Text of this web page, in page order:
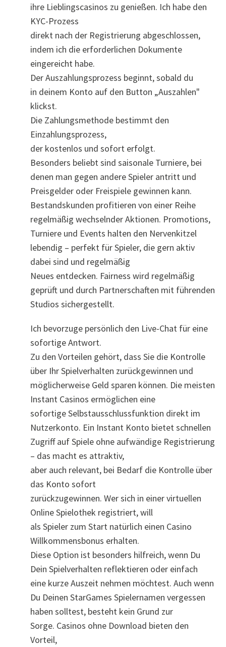
ihre Lieblingscasinos zu genießen. Ich habe den
KYC-Prozess
direkt nach der Registrierung abgeschlossen,
indem ich die erforderlichen Dokumente
eingereicht habe.
Der Auszahlungsprozess beginnt, sobald du
in deinem Konto auf den Button „Auszahlen"
klickst.
Die Zahlungsmethode bestimmt den
Einzahlungsprozess,
der kostenlos und sofort erfolgt.
Besonders beliebt sind saisonale Turniere, bei
denen man gegen andere Spieler antritt und
Preisgelder oder Freispiele gewinnen kann.
Bestandskunden profitieren von einer Reihe
regelmäßig wechselnder Aktionen. Promotions,
Turniere und Events halten den Nervenkitzel
lebendig – perfekt für Spieler, die gern aktiv
dabei sind und regelmäßig
Neues entdecken. Fairness wird regelmäßig
geprüft und durch Partnerschaften mit führenden
Studios sichergestellt.
Ich bevorzuge persönlich den Live-Chat für eine
sofortige Antwort.
Zu den Vorteilen gehört, dass Sie die Kontrolle
über Ihr Spielverhalten zurückgewinnen und
möglicherweise Geld sparen können. Die meisten
Instant Casinos ermöglichen eine
sofortige Selbstausschlussfunktion direkt im
Nutzerkonto. Ein Instant Konto bietet schnellen
Zugriff auf Spiele ohne aufwändige Registrierung
– das macht es attraktiv,
aber auch relevant, bei Bedarf die Kontrolle über
das Konto sofort
zurückzugewinnen. Wer sich in einer virtuellen
Online Spielothek registriert, will
als Spieler zum Start natürlich einen Casino
Willkommensbonus erhalten.
Diese Option ist besonders hilfreich, wenn Du
Dein Spielverhalten reflektieren oder einfach
eine kurze Auszeit nehmen möchtest. Auch wenn
Du Deinen StarGames Spielernamen vergessen
haben solltest, besteht kein Grund zur
Sorge. Casinos ohne Download bieten den
Vorteil,